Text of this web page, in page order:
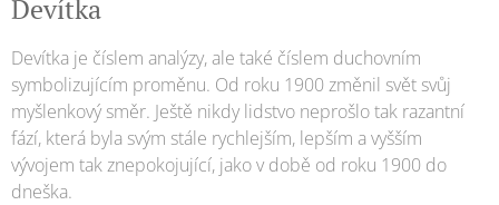
Devítka
Devítka je číslem analýzy, ale také číslem duchovním
symbolizujícím proměnu. Od roku 1900 změnil svět svůj
myšlenkový směr. Ještě nikdy lidstvo neprošlo tak razantní
fází, která byla svým stále rychlejším, lepším a vyšším
vývojem tak znepokojující, jako v době od roku 1900 do
dneška.